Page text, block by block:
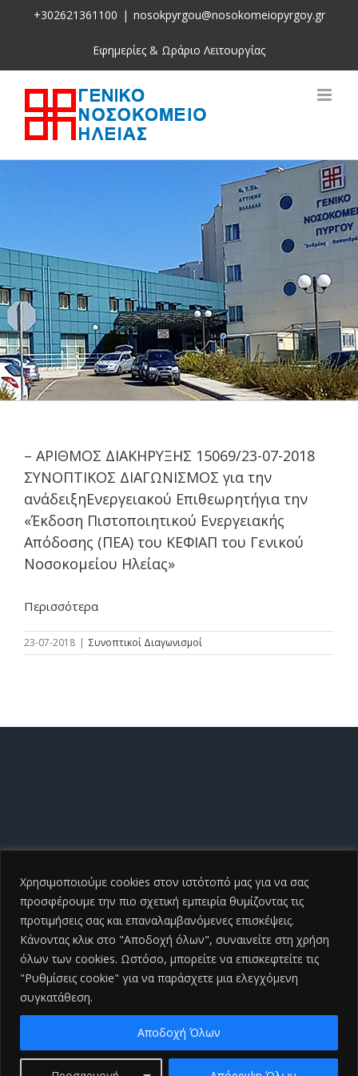
Χρησιμοποιούμε cookies στον ιστότοπό μας για να σας
προσφέρουμε την πιο σχετική εμπειρία θυμίζοντας τις
προτιμήσεις σας και επαναλαμβανόμενες επισκέψεις.
Κάνοντας κλικ στο "Αποδοχή όλων", συναινείτε στη χρήση
όλων των cookies. Ωστόσο, μπορείτε να επισκεφτείτε τις
"Ρυθμίσεις cookie" για να παράσχετε μια ελεγχόμενη
συγκατάθεση.
Αποδοχή Όλων
+302621361100 | nosokpyrgou@nosokomeiopyrgoy.gr
Εφημερίες & Ωράριο Λειτουργίας
– ΑΡΙΘΜΟΣ ΔΙΑΚΗΡΥΞΗΣ 15069/23-07-2018
ΣΥΝΟΠΤΙΚΟΣ ΔΙΑΓΩΝΙΣΜΟΣ για την
ανάδειξηΕνεργειακού Επιθεωρητήγια την
«Έκδοση Πιστοποιητικού Ενεργειακής
Απόδοσης (ΠΕΑ) του ΚΕΦΙΑΠ του Γενικού
Νοσοκομείου Ηλείας»
Περισσότερα
23-07-2018 | Συνοπτικοί Διαγωνισμοί
Copyright ©2026 Γενικό Νοσοκομείο Ηλείας |All Rights
2026 | Developed by
Facebook